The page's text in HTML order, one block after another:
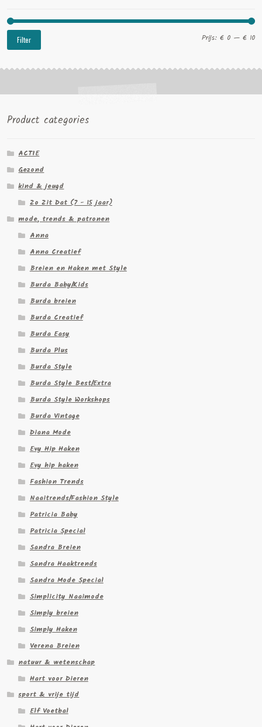
Filter Prijs:€ 0 —€ 10
Product categories
ACTIE
Gezond
kind & jeugd
Zo Zit Dat (7 - 15 jaar)
mode, trends & patronen
Anna
Anna Creatief
Breien en Haken met Style
Burda Baby/Kids
Burda breien
Burda Creatief
Burda Easy
Burda Plus
Burda Style
Burda Style Best/Extra
Burda Style Workshops
Burda Vintage
Diana Mode
Evy Hip Haken
Evy hip haken
Fashion Trends
Naaitrends/Fashion Style
Patricia Baby
Patricia Special
Sandra Breien
Sandra Haaktrends
Sandra Mode Special
Simplicity Naaimode
Simply breien
Simply Haken
Verena Breien
natuur & wetenschap
Hart voor Dieren
sport & vrije tijd
Elf Voetbal